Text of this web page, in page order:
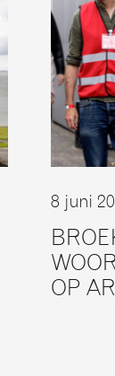
8 juni
OP